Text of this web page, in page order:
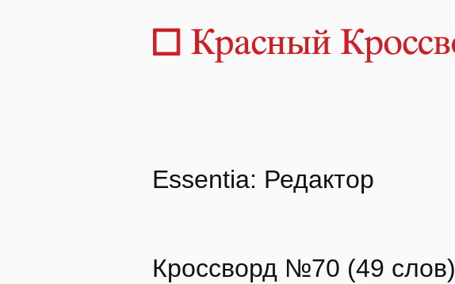
Essentia: Редактор
Кроссворд №70 (49 слов)